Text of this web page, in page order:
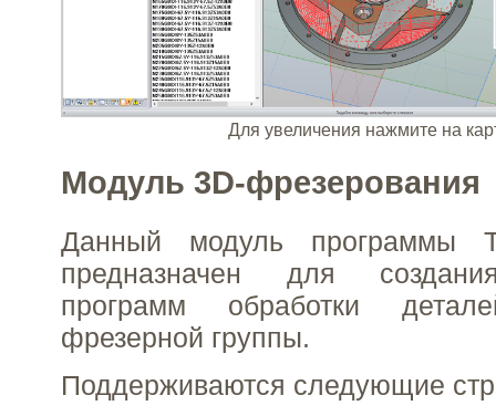
Для увеличения нажмите на
Модуль 3D-фрезерования
Данный модуль программы
предназначен для
программ обработки
фрезерной группы.
Поддерживаются следующие